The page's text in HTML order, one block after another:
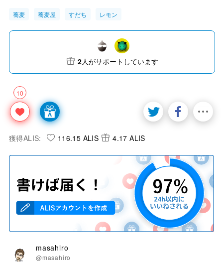
蕎麦 蕎麦屋 すだち レモン
10
2人がサポートしています
獲得ALIS: 116.15 ALIS 4.17 ALIS
masahiro
@masahiro